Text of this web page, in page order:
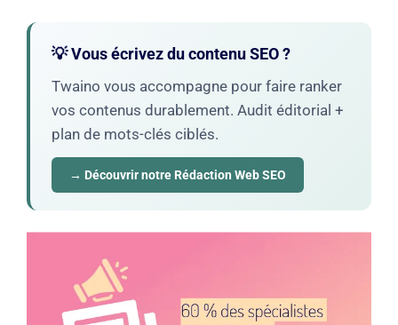
💡 Vous écrivez du contenu SEO ?
Twaino vous accompagne pour faire ranker
vos contenus durablement. Audit éditorial +
plan de mots-clés ciblés.
→ Découvrir notre Rédaction Web SEO